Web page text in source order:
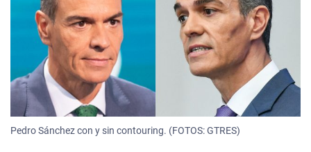
Pedro Sánchez con y sin contouring. (FOTOS: GTRES)